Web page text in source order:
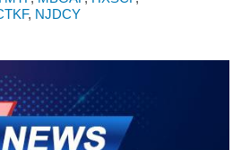
, NJDCY